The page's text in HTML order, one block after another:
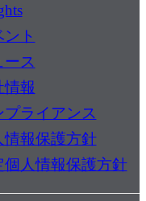
ント
ース
情報
プライアンス
情報保護方針
個人情報保護方針